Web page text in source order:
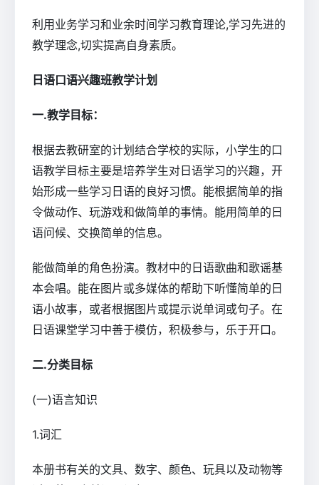
利用业务学习和业余时间学习教育理论,学习先进的
教学理念,切实提高自身素质。
日语口语兴趣班教学计划
一.教学目标：
根据去教研室的计划结合学校的实际，小学生的口
语教学目标主要是培养学生对日语学习的兴趣，开
始形成一些学习日语的良好习惯。能根据简单的指
令做动作、玩游戏和做简单的事情。能用简单的日
语问候、交换简单的信息。
能做简单的角色扮演。教材中的日语歌曲和歌谣基
本会唱。能在图片或多媒体的帮助下听懂简单的日
语小故事，或者根据图片或提示说单词或句子。在
日语课堂学习中善于模仿，积极参与，乐于开口。
二.分类目标
(一)语言知识
1.词汇
本册书有关的文具、数字、颜色、玩具以及动物等